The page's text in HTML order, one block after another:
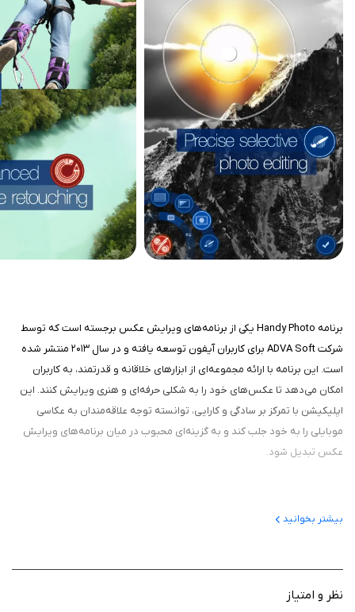
برنامه Handy Photo یکی از برنامه‌های ویرایش عکس برجسته است که توسط
شرکت ADVA Soft برای کاربران آیفون توسعه یافته و در سال ۲۰۱۳ منتشر شده
است. این برنامه با ارائه مجموعه‌ای از ابزارهای خلاقانه و قدرتمند، به کاربران
امکان می‌دهد تا عکس‌های خود را به شکلی حرفه‌ای و هنری ویرایش کنند. این
اپلیکیشن با تمرکز بر سادگی و کارایی، توانسته توجه علاقه‌مندان به عکاسی
موبایلی را به خود جلب کند و به گزینه‌ای محبوب در میان برنامه‌های ویرایش
عکس تبدیل شود.
عملکرد و هدف برنامه
بروند و خلاقیت خود را در عکس‌ها به نمایش بگذارند. این برنامه با ارائه
ابزارهایی برای تنظیم رنگ، برش هوشمند و افزودن افکت‌های هنری، تجربه‌ای
بیشتر بخوانید
نظر و امتیاز